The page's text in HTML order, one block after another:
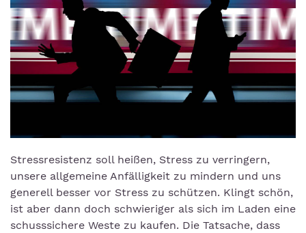
Stressresistenz soll heißen, Stress zu verringern,
unsere allgemeine Anfälligkeit zu mindern und uns
generell besser vor Stress zu schützen. Klingt schön,
ist aber dann doch schwieriger als sich im Laden eine
schusssichere Weste zu kaufen. Die Tatsache, dass